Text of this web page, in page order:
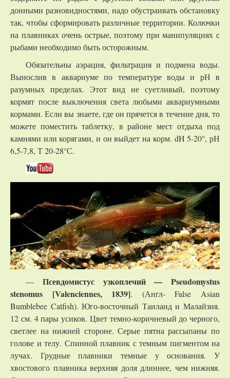
донными разновидностями, надо обустраивать обстановку
так, чтобы сформировать различные территории. Колючки
на плавниках очень острые, поэтому при манипуляциях с
рыбами необходимо быть осторожным.
Обязательны аэрация, фильтрация и подмена воды.
Вынослив в аквариуме по температуре воды и рН в
разумных пределах. Этот вид не суетливый, поэтому
кормят после выключения света любыми аквариумными
кормами. Если вы знаете, где он прячется в течение дня, то
можете поместить таблетку, в районе мест отдыха под
камнями или корягами, и он выйдет на корм. dH 5-20°, рН
6,5-7,8, Т 20-28°С.
— Псевдомистус узкоплечий — Pseudomystus
stenomus [Valenciennes, 1839]. (Англ- False Asian
Bumblebee Catfish). Юго-восточный Таиланд и Малайзия.
12 см. 4 пары усиков. Цвет темно-коричневый до черного,
светлее на нижней стороне. Серые пятна рассыпаны по
голове и телу. Спинной плавник с темным пигментом на
лучах. Грудные плавники темные у основания. У
хвостового плавника верхняя доля длиннее, чем нижняя.